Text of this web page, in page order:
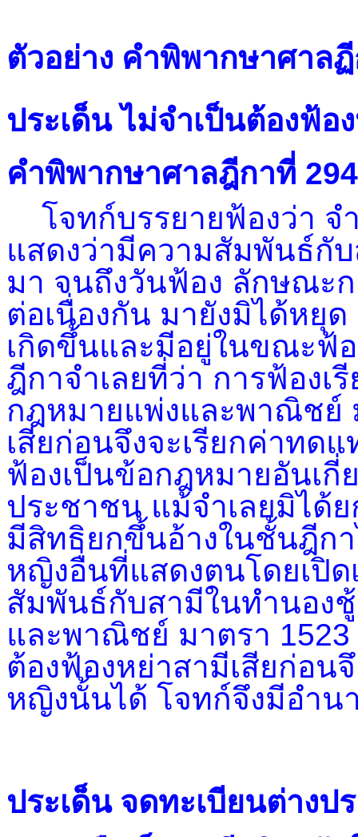
ตัวอย่าง คำพิพากษาศาล
ประเด็น ไม่จำเป็นต้องฟ้อ
คำพิพากษาศาลฎีกาที่
โจทก์บรรยายฟ้องว่า จำ
แสดงว่ามีความสัมพันธ์กั
มา จนถึงวันฟ้อง ลักษณะก
ต่อเนื่องกัน มายังมิได้หยุด
เกิดขึ้นและมีอยู่ในขณะฟ้
ฎีกาจำเลยที่ว่า การฟ้อง
กฎหมายแพ่งและพาณิชย์
เสียก่อนจึงจะเรียกค่าทด
ฟ้องเป็นข้อกฎหมายอันเกี่
ประชาชน แม้จำเลยมิได้
มีสิทธิยกขึ้นอ้างในชั้นฎีก
หญิงอื่นที่แสดงตนโดยเปิด
สัมพันธ์กับสามีในทำนอง
และพาณิชย์ มาตรา 1523
ต้องฟ้องหย่าสามีเสียก่อน
หญิงนั้นได้ โจทก์จึงมีอำน
ประเด็น จดทะเบียนต่างป